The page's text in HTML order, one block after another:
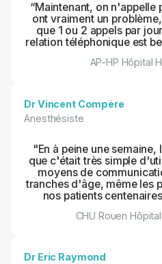
“Maintenant, on n'appelle
ont vraiment un
que 1 ou 2 appels par
relation téléphonique est
AP-HP Hôpital
Dr Vincent Compère
Anesthésiste
"En à peine une
que c'était très simple
moyens de
tranches d'âge, même les
nos patients
CHU Rouen
Dr Eric Raymond